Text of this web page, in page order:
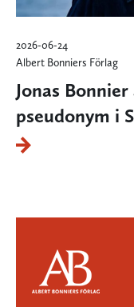
2026-06-24
Albert Bonniers Förlag
Jonas
pseudonym i